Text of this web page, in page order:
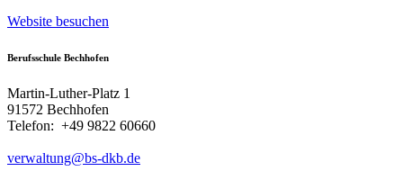
Website besuchen
Berufsschule Bechhofen
Martin-Luther-Platz 1
91572 Bechhofen
Telefon: +49 9822 60660
verwaltung@bs-dkb.de